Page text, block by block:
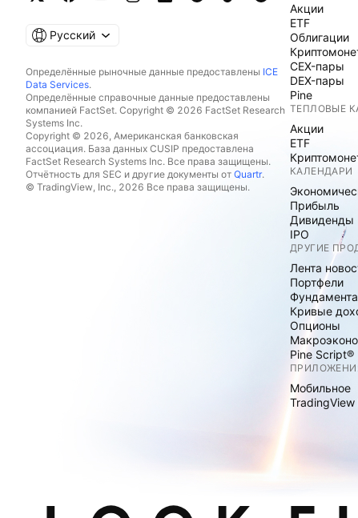
Русский
Определённые рыночные данные предоставлены ICE
Data Services.
Определённые справочные данные предоставлены
компанией FactSet. Copyright © 2026 FactSet Research
Systems Inc.
Copyright © 2026, Американская банковская
ассоциация. База данных CUSIP предоставлена
FactSet Research Systems Inc. Все права защищены.
Отчётность для SEC и другие документы от Quartr.
© TradingView, Inc., 2026 Все права защищены.
Акции
ETF
Облигации
CEX-пары
DEX-пары
Pine
ТЕПЛОВЫЕ
Акции
ETF
КАЛЕНДАРИ
Прибыль
Дивиденды
IPO
ДРУГИЕ
Лента
Портфели
Кривые
Опционы
Pine Script®
Мобильное